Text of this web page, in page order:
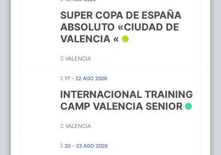
SUPER COPA DE ESPAÑA
ABSOLUTO «CIUDAD DE
VALENCIA «
VALENCIA
17 - 22 AGO 2026
INTERNACIONAL TRAINING
CAMP VALENCIA SENIOR
VALENCIA
20 - 23 AGO 2026